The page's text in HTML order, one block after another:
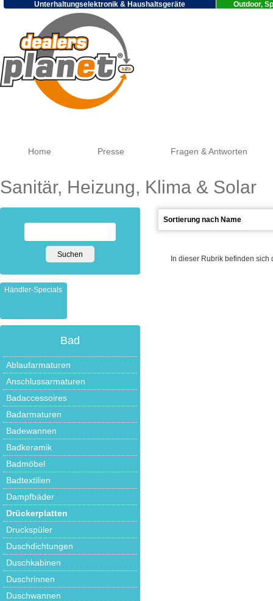
Unterhaltungselektronik & Haushaltsgeräte Outdoor,
Home Presse Fragen & Antworten
Sanitär, Heizung, Klima & Solar
In dieser Rubrik befinden
Händler-Specials
Bad
Ablaufarmaturen
Anschlussarmaturen
Badaccessoires
Badarmaturen
Badewannen
Badkeramik
Badmöbel
Badtextilien
Dampfbäder
Drückerplatten
Druckspüler
Duschdichtungen
Duschkabinen
Duschrinnen
Duschwannen